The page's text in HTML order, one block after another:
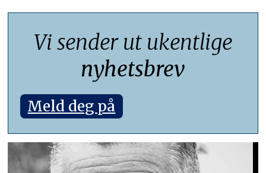
Vi sender ut ukentlige
nyhetsbrev
Meld deg på